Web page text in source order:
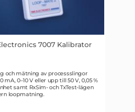
7007 Kalibrator
och mätning av processslingor
mA, 0–10 V eller upp till 50 V, 0,05 %
samt RxSim- och TxTest-lägen
loopmatning.